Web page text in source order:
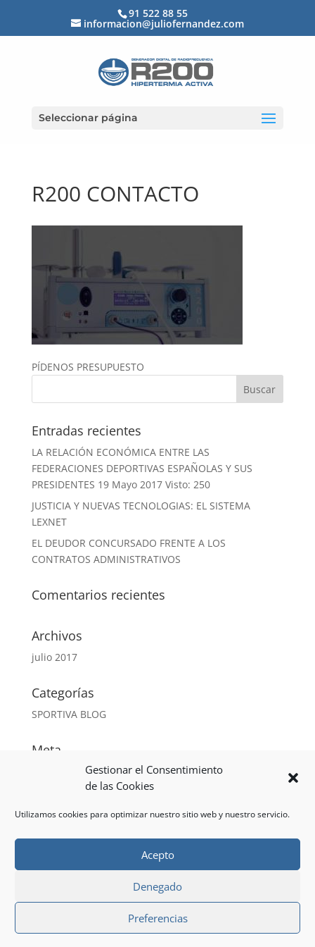
Gestionar el Consentimiento
de las Cookies
Utilizamos cookies para optimizar nuestro sitio web y nuestro servicio.
Acepto
Denegado
Preferencias
91 522 88 55
informacion@juliofernandez.com
Seleccionar página
R200 CONTACTO
PÍDENOS PRESUPUESTO
Entradas recientes
LA RELACIÓN ECONÓMICA ENTRE LAS
FEDERACIONES DEPORTIVAS ESPAÑOLAS Y SUS
PRESIDENTES 19 Mayo 2017 Visto: 250
JUSTICIA Y NUEVAS TECNOLOGIAS: EL SISTEMA
LEXNET
EL DEUDOR CONCURSADO FRENTE A LOS
CONTRATOS ADMINISTRATIVOS
Comentarios recientes
Archivos
julio 2017
Categorías
SPORTIVA BLOG
Meta
Feed de entradas
Feed de comentarios
Aviso legal y política de privacidad
Política de cookies